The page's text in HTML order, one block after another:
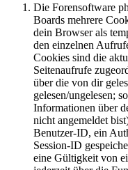
Die Forensoftware
Boards mehrere
dein Browser als
den einzelnen
Cookies sind die
Seitenaufrufe
über die von dir
gelesen/ungelesen;
Informationen über
nicht angemeldet
Benutzer-ID, ein
Session-ID
eine Gültigkeit von